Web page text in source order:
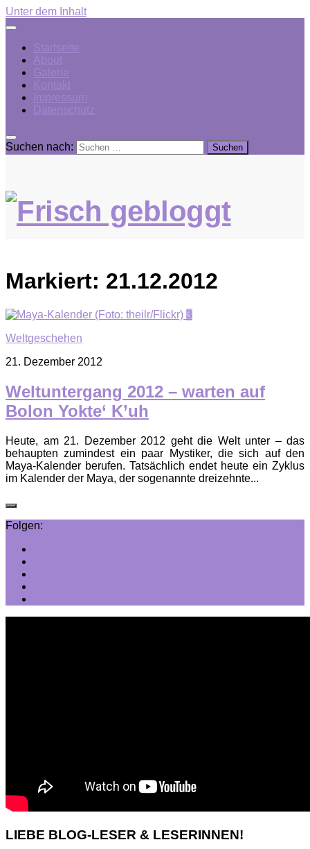
Unter dem Inhalt
Startseite
About
Galerie
Kontakt
Impressum
Datenschutz
Suchen nach:
Markiert: 21.12.2012
3
Weltgeschehen
21. Dezember 2012
Weltuntergang 2012 – warten auf
Bolon Yokte‘ K’uh
Heute, am 21. Dezember 2012 geht die Welt unter – das
behaupten zumindest ein paar Mystiker, die sich auf den
Maya-Kalender berufen. Tatsächlich endet heute ein Zyklus
im Kalender der Maya, der sogenannte dreizehnte...
Folgen:
LIEBE BLOG-LESER & LESERINNEN!